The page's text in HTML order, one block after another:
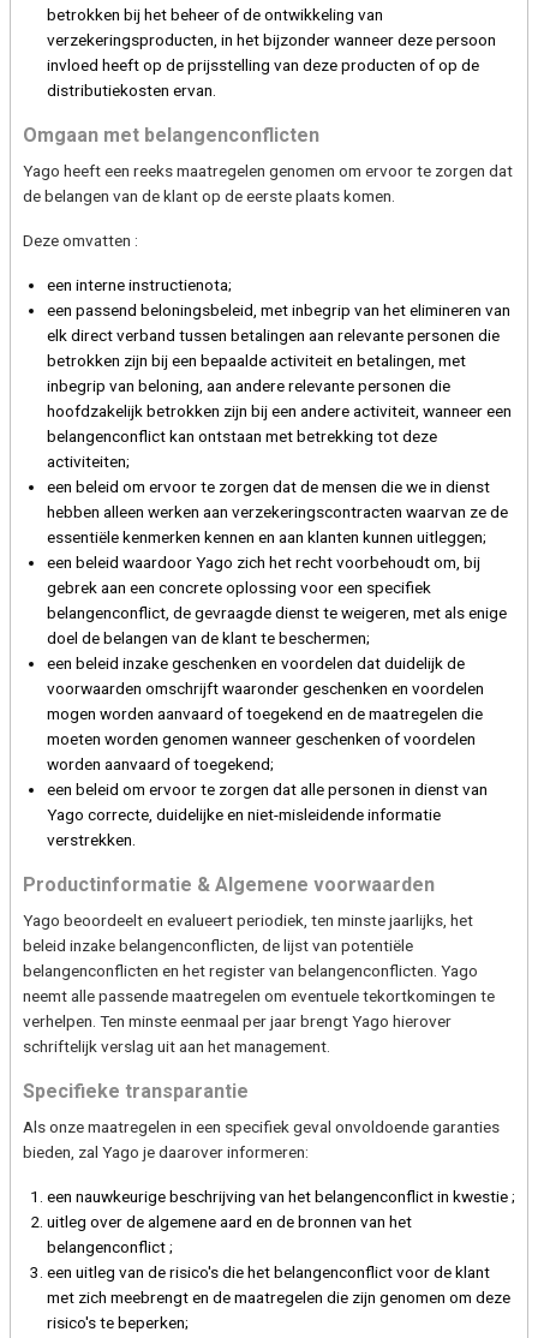
betrokken bij het beheer of de ontwikkeling van
verzekeringsproducten, in het bijzonder wanneer deze persoon
invloed heeft op de prijsstelling van deze producten of op de
distributiekosten ervan.
Omgaan met belangenconflicten
Yago heeft een reeks maatregelen genomen om ervoor te zorgen dat
de belangen van de klant op de eerste plaats komen.
Deze omvatten :
een interne instructienota;
een passend beloningsbeleid, met inbegrip van het elimineren van
elk direct verband tussen betalingen aan relevante personen die
betrokken zijn bij een bepaalde activiteit en betalingen, met
inbegrip van beloning, aan andere relevante personen die
hoofdzakelijk betrokken zijn bij een andere activiteit, wanneer een
belangenconflict kan ontstaan met betrekking tot deze
activiteiten;
een beleid om ervoor te zorgen dat de mensen die we in dienst
hebben alleen werken aan verzekeringscontracten waarvan ze de
essentiële kenmerken kennen en aan klanten kunnen uitleggen;
een beleid waardoor Yago zich het recht voorbehoudt om, bij
gebrek aan een concrete oplossing voor een specifiek
belangenconflict, de gevraagde dienst te weigeren, met als enige
doel de belangen van de klant te beschermen;
een beleid inzake geschenken en voordelen dat duidelijk de
voorwaarden omschrijft waaronder geschenken en voordelen
mogen worden aanvaard of toegekend en de maatregelen die
moeten worden genomen wanneer geschenken of voordelen
worden aanvaard of toegekend;
een beleid om ervoor te zorgen dat alle personen in dienst van
Yago correcte, duidelijke en niet-misleidende informatie
verstrekken.
Productinformatie & Algemene voorwaarden
Yago beoordeelt en evalueert periodiek, ten minste jaarlijks, het
beleid inzake belangenconflicten, de lijst van potentiële
belangenconflicten en het register van belangenconflicten. Yago
neemt alle passende maatregelen om eventuele tekortkomingen te
verhelpen. Ten minste eenmaal per jaar brengt Yago hierover
schriftelijk verslag uit aan het management.
Specifieke transparantie
Als onze maatregelen in een specifiek geval onvoldoende garanties
bieden, zal Yago je daarover informeren:
een nauwkeurige beschrijving van het belangenconflict in kwestie ;
uitleg over de algemene aard en de bronnen van het
belangenconflict ;
een uitleg van de risico's die het belangenconflict voor de klant
met zich meebrengt en de maatregelen die zijn genomen om deze
risico's te beperken;